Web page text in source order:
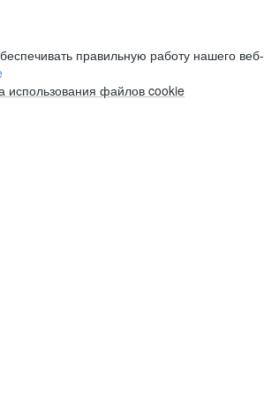
правильную работу нашего
использования файлов cookie